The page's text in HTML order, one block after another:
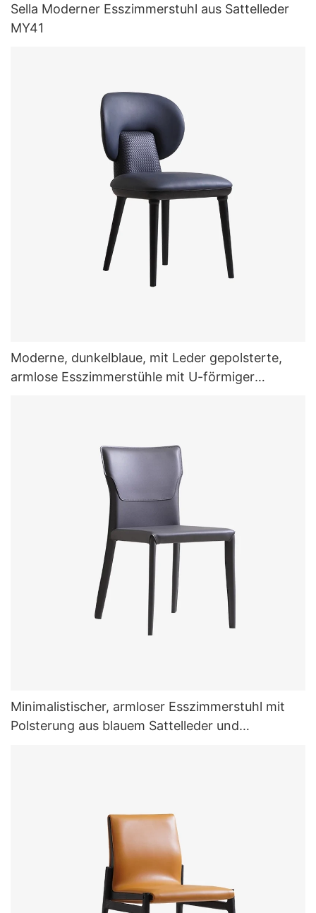
Sella Moderner Esszimmerstuhl aus Sattelleder
MY41
Moderne, dunkelblaue, mit Leder gepolsterte,
armlose Esszimmerstühle mit U-förmiger
Minimalistischer, armloser Esszimmerstuhl mit
Polsterung aus blauem Sattelleder und